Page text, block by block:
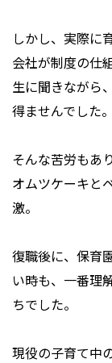
しかし、実際に
会社が制度の仕
生に聞きながら
得ませんでした。
そんな苦労もあ
オムツケーキと
激。
復職後に、保育
い時も、一番理
ちでした。
現役の子育て中